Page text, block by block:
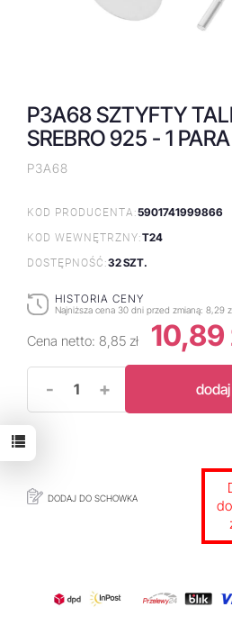
P3A68 SZTYFTY
SREBRO 925 - 1 PARA
P3A68
KOD PRODUCENTA:5901741999866
KOD WEWNĘTRZNY:T24
DOSTĘPNOŚĆ:32 SZT.
HISTORIA CENY
Najniższa cena 30 dni przed zmianą: 8,29
Cena netto: 8,85 zł 10,89
- +
DODAJ DO SCHOWKA